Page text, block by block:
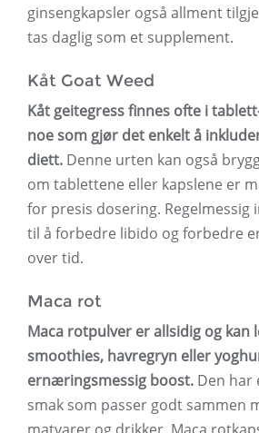
ginsengkapsler også allment
tas daglig som et supplement.
Kåt Goat Weed
Kåt geitegress finnes ofte i
noe som gjør det enkelt å
diett. Denne urten kan også
om tablettene eller kapslene er
for presis dosering. Regelmessig
til å forbedre libido og forbedre
over tid.
Maca rot
Maca rotpulver er allsidig og kan
smoothies, havregryn eller
ernæringsmessig boost. Den har
smak som passer godt sammen